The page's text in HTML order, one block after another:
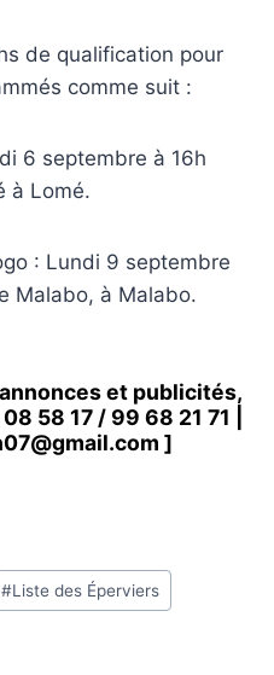
de qualification pour
comme suit :
6 septembre à 16h
à Lomé.
: Lundi 9 septembre
Malabo, à Malabo.
et publicités,
58 17 / 99 68 21 71
]
#Liste des Éperviers